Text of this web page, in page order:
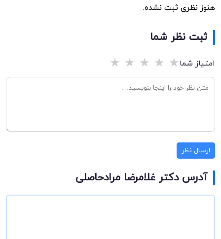
هنوز نظری ثبت نشده.
ثبت نظر شما
امتیاز شما★
★
★
★
★
ارسال نظر
آدرس دکتر غلامرضا مرادحاصلی